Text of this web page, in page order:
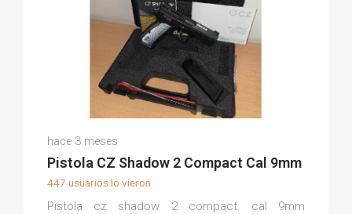
(0)
hace 3 meses
Pistola CZ Shadow 2 Compact Cal 9mm
447 usuarios lo vieron
Pistola cz shadow 2 compact. cal 9mm